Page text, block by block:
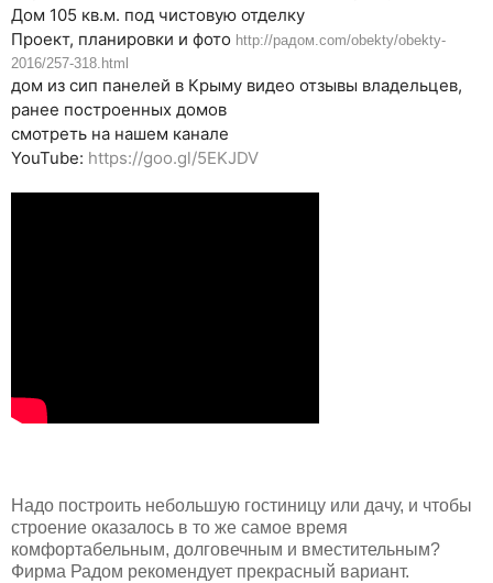
Дом 105 кв.м. под чистовую отделку
Проект, планировки и фото http://радом.com/obekty/obekty-
2016/257-318.html
дом из сип панелей в Крыму видео отзывы владельцев,
ранее построенных домов
смотреть на нашем канале
YouTube: https://goo.gl/5EKJDV
Надо построить небольшую гостиницу или дачу, и чтобы
строение оказалось в то же самое время
комфортабельным, долговечным и вместительным?
Фирма Радом рекомендует прекрасный вариант.